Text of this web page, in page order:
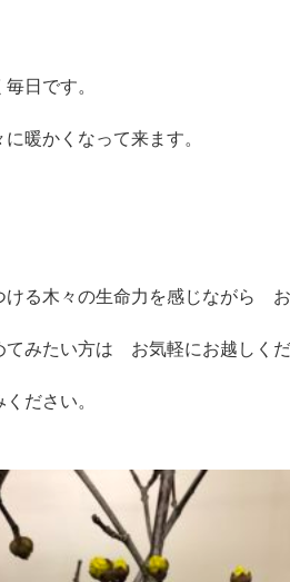
日です。
暖かくなって来ます。
る木々の生命力を感じながら お
みたい方は お気軽にお越しくだ
ださい。